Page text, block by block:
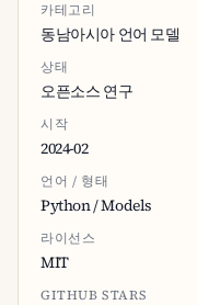
카테고리
동남아시아 언어 모델
상태
오픈소스 연구
시작
2024-02
언어 / 형태
Python / Models
라이선스
MIT
GITHUB STARS